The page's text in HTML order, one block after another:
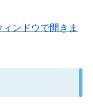
ンドウで開きま